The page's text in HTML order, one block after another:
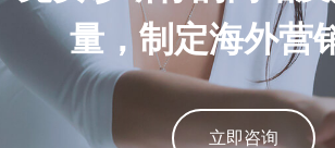
量，制定海外营
立即咨询